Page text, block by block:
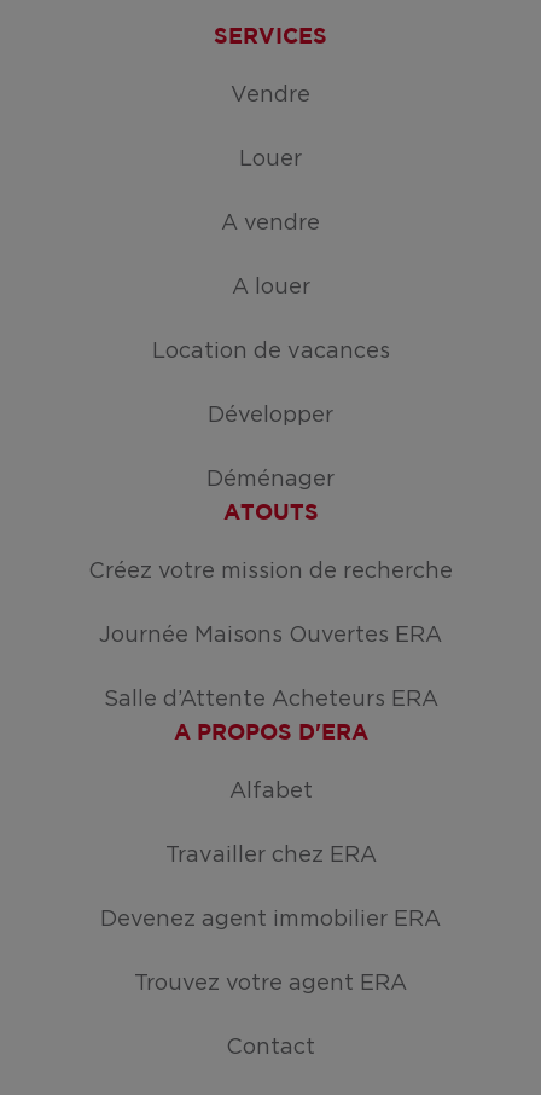
SERVICES
Vendre
Louer
A vendre
A louer
Location de vacances
Développer
Déménager
ATOUTS
Créez votre mission de recherche
Journée Maisons Ouvertes ERA
Salle d’Attente Acheteurs ERA
A PROPOS D'ERA
Alfabet
Travailler chez ERA
Devenez agent immobilier ERA
Trouvez votre agent ERA
Contact